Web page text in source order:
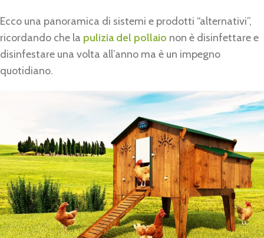
Ecco una panoramica di sistemi e prodotti “alternativi”,
ricordando che la pulizia del pollaio non è disinfettare e
disinfestare una volta all’anno ma è un impegno
quotidiano.